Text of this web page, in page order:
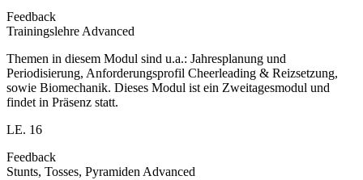
Feedback
Trainingslehre Advanced
Themen in diesem Modul sind u.a.: Jahresplanung und
Periodisierung, Anforderungsprofil Cheerleading & Reizsetzung,
sowie Biomechanik. Dieses Modul ist ein Zweitagesmodul und
findet in Präsenz statt.
LE. 16
Feedback
Stunts, Tosses, Pyramiden Advanced